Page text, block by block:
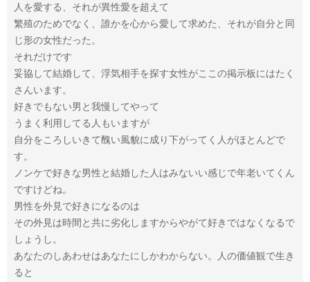
人を愛する、それが異性愛を超えて
繁殖のためでなく、誰かを心から愛して求めた、それが自分と同
じ形の女性だった。
それだけです
妥協して結婚して、浮気相手を探す女性がここの掲示板にはたく
さんいます。
好きでもない男と我慢してやって
うまく利用してる人もいますが
自分をころしいきて醜い風貌に成り下がってく人がほとんどで
す。
ノンケで好きな男性と結婚した人はみないい感じで年老いてくん
ですけどね。
男性を外見で好きになるのは
その外見は時間と共に劣化しますからやがて好きではなくなるで
しょうし。
あなたのしあわせはあなたにしかわからない。人の価値観で生き
ると